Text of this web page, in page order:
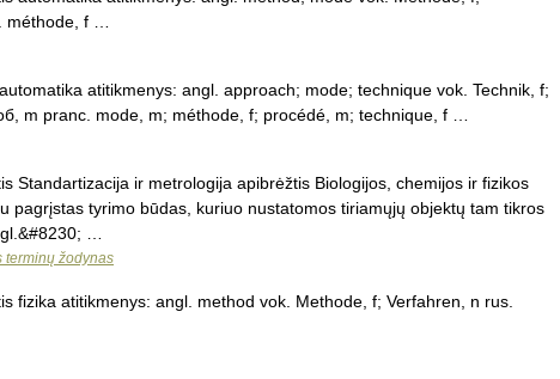
méthode, f …
atitikmenys: angl. approach; mode; technique vok. Technik, f;
m pranc. mode, m; méthode, f; procédé, m; technique, f …
Standartizacija ir metrologija apibrėžtis Biologijos, chemijos ir fizikos
pagrįstas tyrimo būdas, kuriuo nustatomos tiriamųjų objektų tam tikros
…
terminų žodynas
fizika atitikmenys: angl. method vok. Methode, f; Verfahren, n rus.